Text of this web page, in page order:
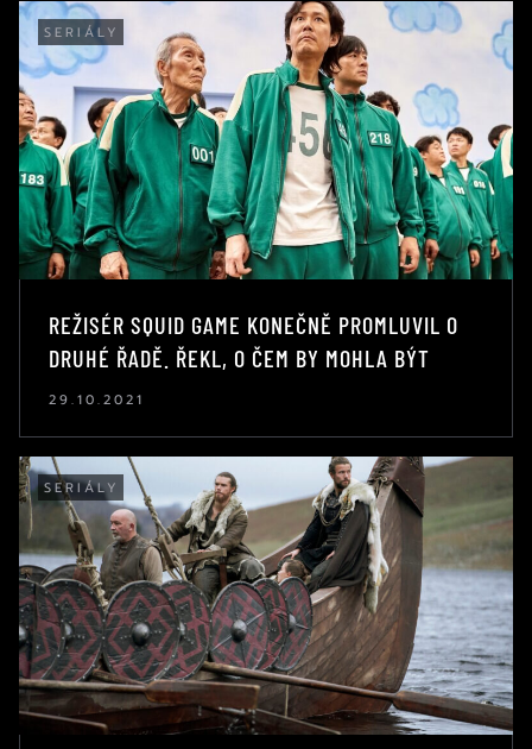
SERIÁLY
REŽISÉR SQUID GAME KONEČNĚ PROMLUVIL O
DRUHÉ ŘADĚ. ŘEKL, O ČEM BY MOHLA BÝT
29.10.2021
SERIÁLY